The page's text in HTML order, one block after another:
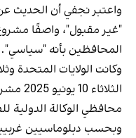
واعتبر نجفي أن الحديث
"غير مقبول"، واصفًا
المحافظين بأنه "سياسي".
وكانت الولايات المتحدة
محافظي الوكالة الدولية
وبحسب دبلوماسيين